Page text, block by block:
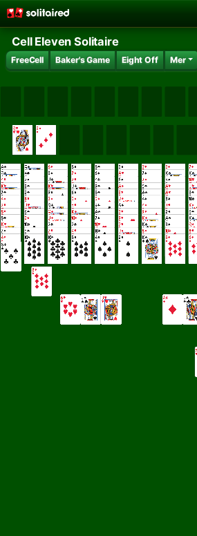
Cell Eleven Solitaire
FreeCell Baker's Game Eight Off Mer